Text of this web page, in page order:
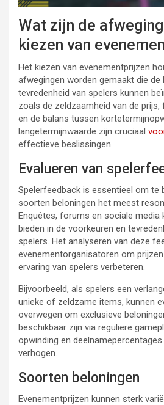
Wat zijn de
kiezen van
Het kiezen van evenementprijzen
afwegingen worden gemaakt die de
tevredenheid van spelers kunnen
zoals de zeldzaamheid van de prijs,
en de balans tussen
langetermijnwaarde zijn cruciaal
effectieve beslissingen.
Evalueren van
Spelerfeedback is essentieel om te
soorten beloningen het meest
Enquêtes, forums en sociale media
bieden in de voorkeuren en
spelers. Het analyseren van deze
evenementorganisatoren om
ervaring van spelers verbeteren.
Bijvoorbeeld, als spelers een
unieke of zeldzame items, kunnen
overwegen om exclusieve
beschikbaar zijn via reguliere
opwinding en
verhogen.
Soorten beloningen
Evenementprijzen kunnen sterk